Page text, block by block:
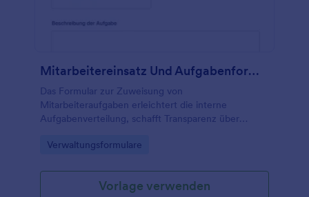
Mitarbeitereinsatz Und Aufgabenformular
Das Formular zur Zuweisung von
Mitarbeiteraufgaben erleichtert die interne
Aufgabenverteilung, schafft Transparenz über
unterstützt Teams bei der digitalen Datenerfassung
Go to Category:
Verwaltungsformulare
Vorlage verwenden